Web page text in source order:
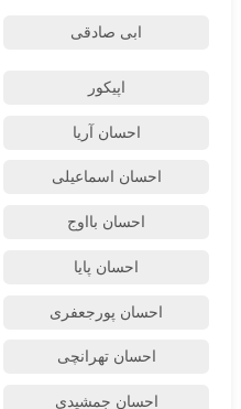
ابی صادقی
اپیکور
احسان آریا
احسان اسماعیلی
احسان بااوج
احسان پایا
احسان پورجعفری
احسان تهرانچی
احسان جمشیدی